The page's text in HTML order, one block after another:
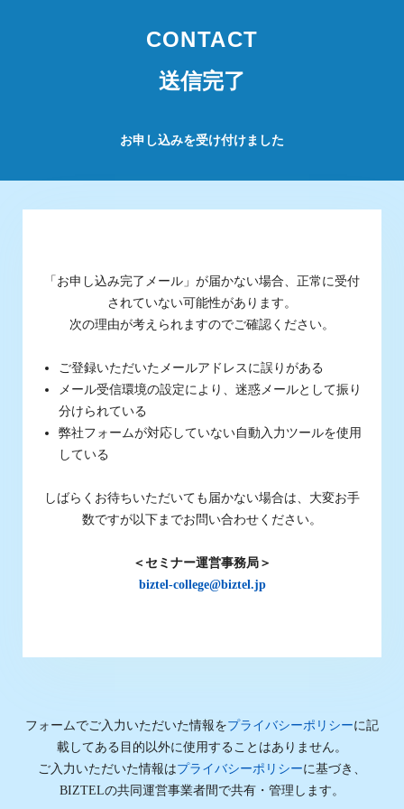
CONTACT
送信完了
お申し込みを受け付けました
「お申し込み完了メール」が届かない場合、正常に受付
されていない可能性があります。
次の理由が考えられますのでご確認ください。
ご登録いただいたメールアドレスに誤りがある
メール受信環境の設定により、迷惑メールとして振り
分けられている
弊社フォームが対応していない自動入力ツールを使用
している
しばらくお待ちいただいても届かない場合は、大変お手
数ですが以下までお問い合わせください。
＜セミナー運営事務局＞
biztel-college@biztel.jp
フォームでご入力いただいた情報をプライバシーポリシーに記
載してある目的以外に使用することはありません。
ご入力いただいた情報はプライバシーポリシーに基づき、
BIZTELの共同運営事業者間で共有・管理します。